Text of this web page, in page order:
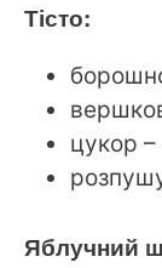
Тісто:
цукор –
Яблучний